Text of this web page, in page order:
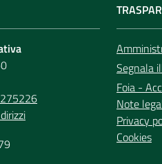
Segnala
Foia -
Note
Privacy
Cookies